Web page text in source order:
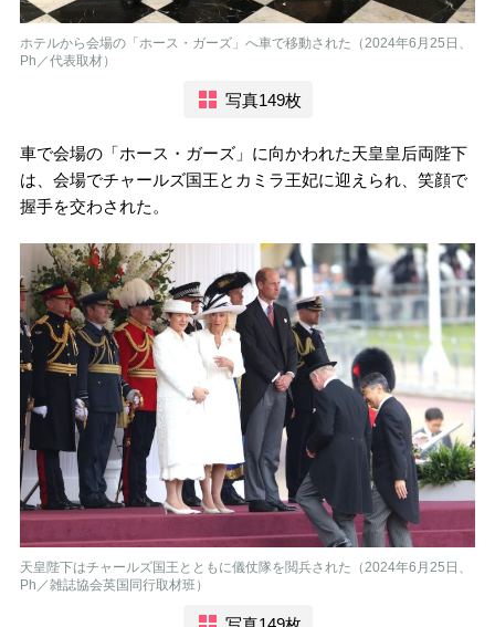
ホテルから会場の「ホース・ガーズ」へ車で移動された（2024年6月25日、
Ph／代表取材）
写真149枚
車で会場の「ホース・ガーズ」に向かわれた天皇皇后両陛下
は、会場でチャールズ国王とカミラ王妃に迎えられ、笑顔で
握手を交わされた。
天皇陛下はチャールズ国王とともに儀仗隊を閲兵された（2024年6月25日、
Ph／雑誌協会英国同行取材班）